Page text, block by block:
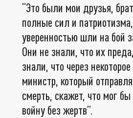
“Это были мои друзья,
полные сил и
уверенностью шли на бой
Они не знали, что их
знали, что через
министр, который
смерть, скажет, что мог бы
войну без жертв”.